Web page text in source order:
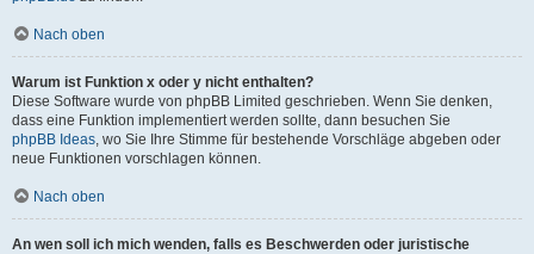
Nach oben
Warum ist Funktion x oder y nicht enthalten?
Diese Software wurde von phpBB Limited geschrieben. Wenn Sie denken,
dass eine Funktion implementiert werden sollte, dann besuchen Sie
phpBB Ideas, wo Sie Ihre Stimme für bestehende Vorschläge abgeben oder
neue Funktionen vorschlagen können.
Nach oben
An wen soll ich mich wenden, falls es Beschwerden oder juristische